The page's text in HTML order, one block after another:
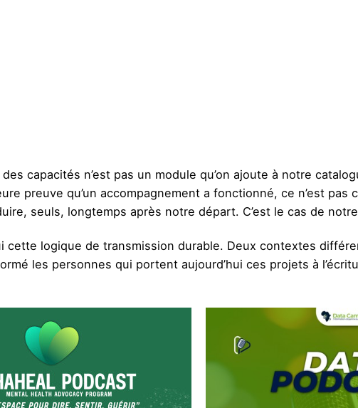
capacités n’est pas un module qu’on ajoute à notre
preuve qu’un accompagnement a fonctionné, ce n’est pas
seuls, longtemps après notre départ. C’est le cas de
cette logique de transmission durable. Deux contextes
les personnes qui portent aujourd’hui ces projets à